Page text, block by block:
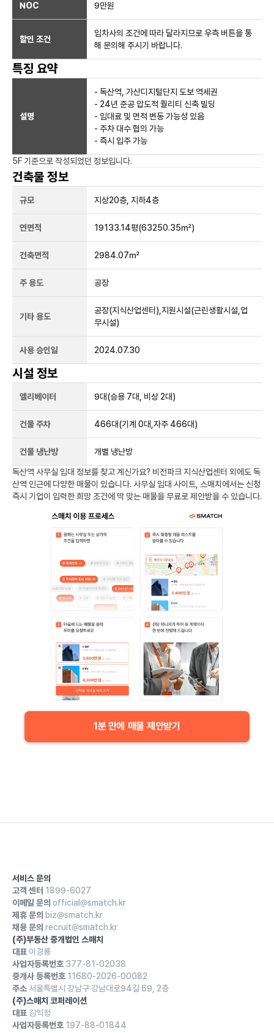
NOC 9만원
할인 조건
임차사의 조건에 따라 달라지므로 우측 버튼을 통
해 문의해 주시기 바랍니다.
특징 요약
설명
- 독산역, 가산디지털단지 도보 역세권
- 24년 준공 압도적 퀄리티 신축 빌딩
- 임대료 및 면적 변동 가능성 있음
- 주차 대수 협의 가능
- 즉시 입주 가능
5F 기준으로 작성되었던 정보입니다.
건축물 정보
규모 지상20층, 지하4층
연면적 19133.14평(63250.35㎡)
건축면적 2984.07㎡
주 용도 공장
기타 용도
공장(지식산업센터),지원시설(근린생활시설,업
무시설)
사용 승인일 2024.07.30
시설 정보
엘리베이터 9대(승용 7대, 비상 2대)
건물 주차 466대(기계 0대,자주 466대)
건물 냉난방 개별 냉난방
독산역 사무실 임대 정보를 찾고 계신가요? 비전파크 지식산업센터 외에도 독
산역 인근에 다양한 매물이 있습니다. 사무실 임대 사이트, 스매치에서는 신청
즉시 기업이 입력한 희망 조건에 딱 맞는 매물을 무료로 제안받을 수 있습니다.
1분 만에 매물 제안받기
서비스 문의
고객 센터 1899-6027
이메일 문의 official@smatch.kr
제휴 문의 biz@smatch.kr
채용 문의 recruit@smatch.kr
(주)부동산 중개법인 스매치
대표 이경룡
사업자등록번호 377-81-02038
중개사 등록번호 11680-2026-00082
주소 서울특별시 강남구 강남대로94길 69, 2층
(주)스매치 코퍼레이션
대표 김익정
사업자등록번호 197-88-01844